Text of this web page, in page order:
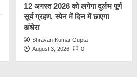
12 अगस्त 2026 को लगेगा दुर्लभ पूर्ण
सूर्य ग्रहण, स्पेन में दिन में छाएगा
अंधेरा
Shravan Kumar Gupta
August 3, 2026
0